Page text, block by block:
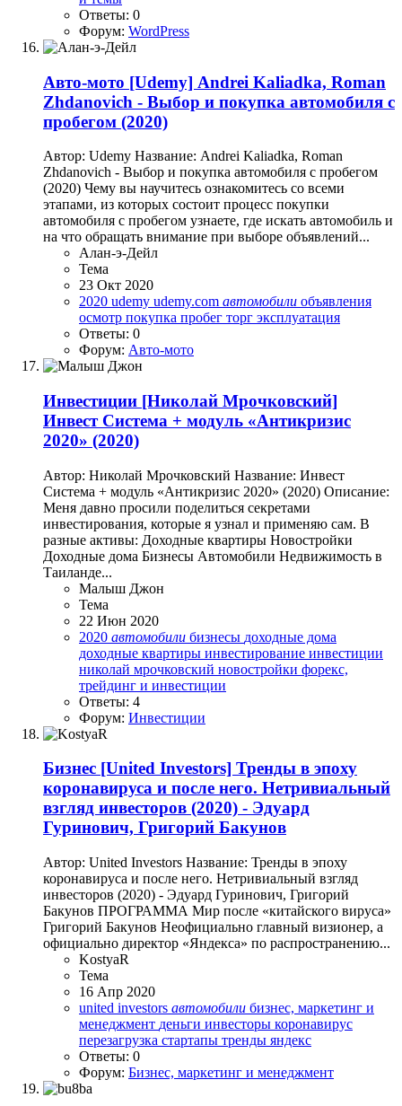
Ответы: 0
Форум: WordPress
Авто-мото [Udemy] Andrei Kaliadka, Roman
Zhdanovich - Выбор и покупка автомобиля с
пробегом (2020)
Автор: Udemy Название: Andrei Kaliadka, Roman
Zhdanovich - Выбор и покупка автомобиля с пробегом
(2020) Чему вы научитесь ознакомитесь со всеми
этапами, из которых состоит процесс покупки
автомобиля с пробегом узнаете, где искать автомобиль и
на что обращать внимание при выборе объявлений...
Алан-э-Дейл
Тема
23 Окт 2020
2020 udemy udemy.com автомобили объявления
осмотр покупка пробег торг эксплуатация
Ответы: 0
Форум: Авто-мото
Инвестиции [Николай Мрочковский]
Инвест Система + модуль «Антикризис
2020» (2020)
Автор: Николай Мрочковский Название: Инвест
Система + модуль «Антикризис 2020» (2020) Описание:
Меня давно просили поделиться секретами
инвестирования, которые я узнал и применяю сам. В
разные активы: Доходные квартиры Новостройки
Доходные дома Бизнесы Автомобили Недвижимость в
Таиланде...
Малыш Джон
Тема
22 Июн 2020
2020 автомобили бизнесы доходные дома
доходные квартиры инвестирование инвестиции
николай мрочковский новостройки форекс,
трейдинг и инвестиции
Ответы: 4
Форум: Инвестиции
Бизнес [United Investors] Тренды в эпоху
коронавируса и после него. Нетривиальный
взгляд инвecторов (2020) - Эдуард
Гуринович, Григорий Бакунов
Автор: United Investors Название: Тренды в эпоху
коронавируса и после него. Нетривиальный взгляд
инвecторов (2020) - Эдуард Гуринович, Григорий
Бакунов ПРОГРАММА Мир после «китайского вируса»
Григорий Бакунов Неофициально главный визионер, а
официально директор «Яндекса» по распространению...
KostyaR
Тема
16 Апр 2020
united investors автомобили бизнес, маркетинг и
менеджмент деньги инвесторы коронавирус
перезагрузка стартапы тренды яндекс
Ответы: 0
Форум: Бизнес, маркетинг и менеджмент